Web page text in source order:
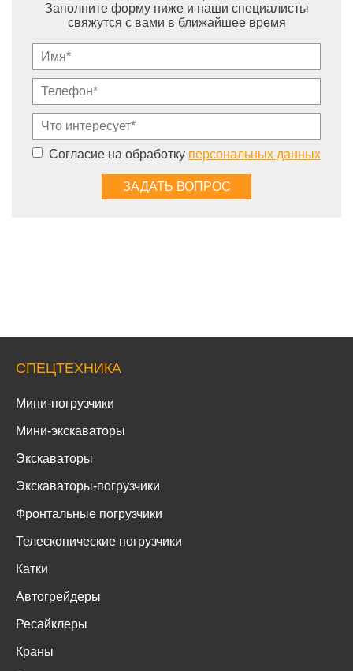
Заполните форму ниже и наши специалисты
свяжутся с вами в ближайшее время
Согласие на обработку персональных данных
СПЕЦТЕХНИКА
Мини-погрузчики
Мини-экскаваторы
Экскаваторы
Экскаваторы-погрузчики
Фронтальные погрузчики
Телескопические погрузчики
Катки
Автогрейдеры
Ресайклеры
Краны